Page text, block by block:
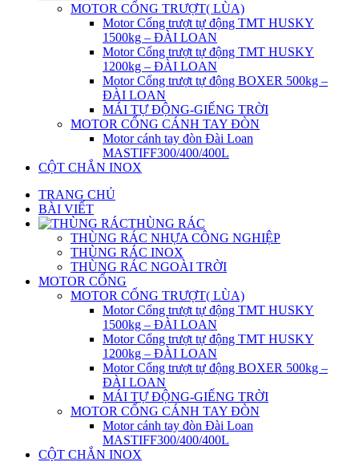
MOTOR CỔNG TRƯỢT( LÙA)
Motor Cổng trượt tự động TMT HUSKY
1500kg – ĐÀI LOAN
Motor Cổng trượt tự động TMT HUSKY
1200kg – ĐÀI LOAN
Motor Cổng trượt tự động BOXER 500kg –
ĐÀI LOAN
MÁI TỰ ĐỘNG-GIẾNG TRỜI
MOTOR CỔNG CÁNH TAY ĐÒN
Motor cánh tay đòn Đài Loan
MASTIFF300/400/400L
CỘT CHẮN INOX
TRANG CHỦ
BÀI VIẾT
THÙNG RÁC
THÙNG RÁC NHỰA CÔNG NGHIỆP
THÙNG RÁC INOX
THÙNG RÁC NGOÀI TRỜI
MOTOR CỔNG
MOTOR CỔNG TRƯỢT( LÙA)
Motor Cổng trượt tự động TMT HUSKY
1500kg – ĐÀI LOAN
Motor Cổng trượt tự động TMT HUSKY
1200kg – ĐÀI LOAN
Motor Cổng trượt tự động BOXER 500kg –
ĐÀI LOAN
MÁI TỰ ĐỘNG-GIẾNG TRỜI
MOTOR CỔNG CÁNH TAY ĐÒN
Motor cánh tay đòn Đài Loan
MASTIFF300/400/400L
CỘT CHẮN INOX